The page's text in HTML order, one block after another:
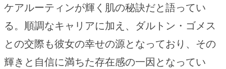
ケアルーティンが輝く肌の秘訣だと語ってい
る。順調なキャリアに加え、ダルトン・ゴメス
との交際も彼女の幸せの源となっており、その
輝きと自信に満ちた存在感の一因となってい